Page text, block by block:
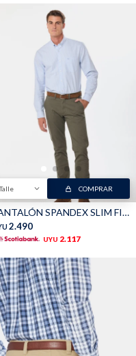
Talle COMPRAR
PANTALÓN SPANDEX SLIM FIT - Verde
2.490
UYU 2.117